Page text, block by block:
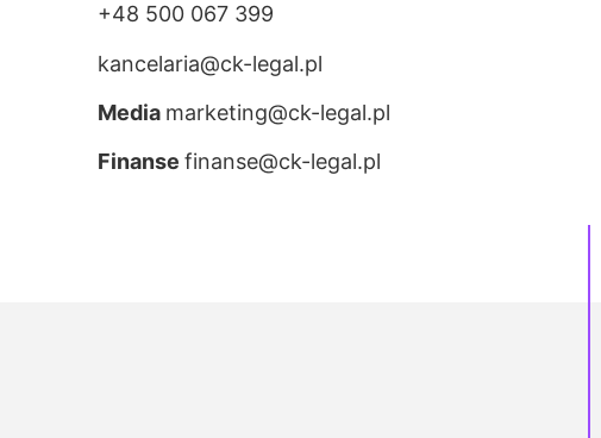
+48 500 067 399
kancelaria@ck-legal.pl
Media marketing@ck-legal.pl
Finanse finanse@ck-legal.pl